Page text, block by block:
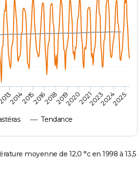
Tendance
2014201520162018201920202021202320242025
moyenne de 12,0 °c en 1998 à 13,5